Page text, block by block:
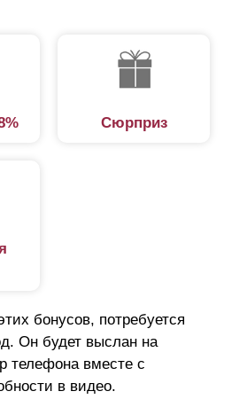
Сюрприз
бонусов, потребуется
Он будет выслан на
телефона вместе с
в видео.